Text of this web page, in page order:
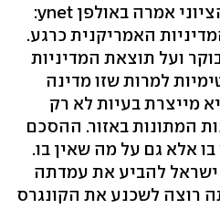
מהמחנה הציוני אמרה באולפן ynet:
האמריקנית כרגע.
ועל תוצאת המדיניות
למרות שזו מדינה
מייצרת בעיות לא רק
המתונות באזור. ההסכם
אלא גם על מה שאין בו.
ישראל להביע את עמדתה
רוצה לשכנע את הקונגרס